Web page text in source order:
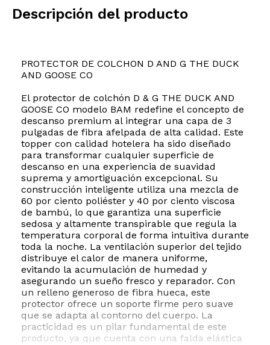
Descripción del producto
PROTECTOR DE COLCHON D AND G THE DUCK
AND GOOSE CO
El protector de colchón D & G THE DUCK AND
GOOSE CO modelo BAM redefine el concepto de
descanso premium al integrar una capa de 3
pulgadas de fibra afelpada de alta calidad. Este
topper con calidad hotelera ha sido diseñado
para transformar cualquier superficie de
descanso en una experiencia de suavidad
suprema y amortiguación excepcional. Su
construcción inteligente utiliza una mezcla de
60 por ciento poliéster y 40 por ciento viscosa
de bambú, lo que garantiza una superficie
sedosa y altamente transpirable que regula la
temperatura corporal de forma intuitiva durante
toda la noche. La ventilación superior del tejido
distribuye el calor de manera uniforme,
evitando la acumulación de humedad y
asegurando un sueño fresco y reparador. Con
un relleno generoso de fibra hueca, este
protector ofrece un soporte firme pero suave
que se adapta al contorno del cuerpo. La
practicidad es un pilar fundamental de este
producto, ya que cuenta con una falda elástica